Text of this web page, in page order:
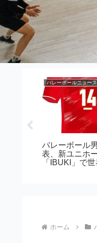
バレーボールニュース
バレーボール
表、新ユニホ
「IBUKI」で
ホーム